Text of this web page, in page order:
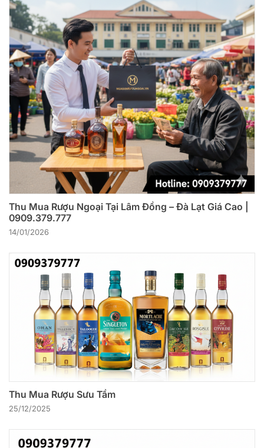
Thu Mua Rượu Ngoại Tại Lâm Đồng – Đà Lạt Giá Cao |
0909.379.777
14/01/2026
Thu Mua Rượu Sưu Tầm
25/12/2025